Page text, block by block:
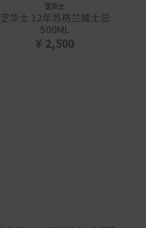
芝华士
芝华士 12年苏格兰威士忌
500ML
¥ 2,500